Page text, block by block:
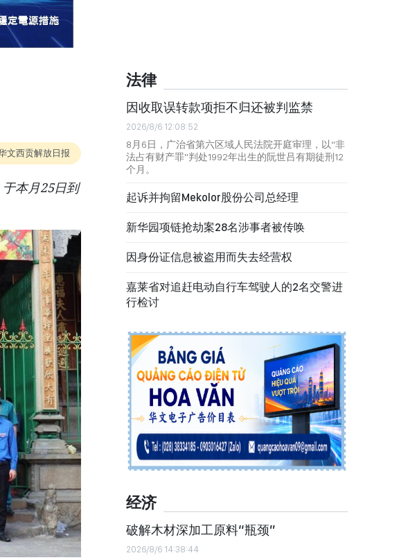
文西贡解放日报
本月25日到
法律
因收取误转款项拒不归还被判监禁
2026/8/6 12:08:52
8月6日，广治省第六区域人民法院开庭审理，以“非
法占有财产罪”判处1992年出生的阮世吕有期徒刑12
个月。
起诉并拘留Mekolor股份公司总经理
新华园项链抢劫案28名涉事者被传唤
因身份证信息被盗用而失去经营权
嘉莱省对追赶电动自行车驾驶人的2名交警进
行检讨
经济
破解木材深加工原料“瓶颈”
2026/8/6 14:38:44